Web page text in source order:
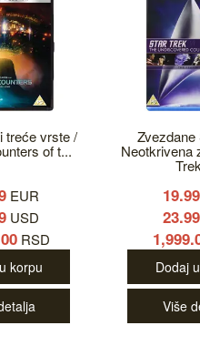
treće vrste /
of t...
EUR
USD
RSD
korpu
Zvezdane
Neotkrivena
19.99
23.99
Dodaj
Više